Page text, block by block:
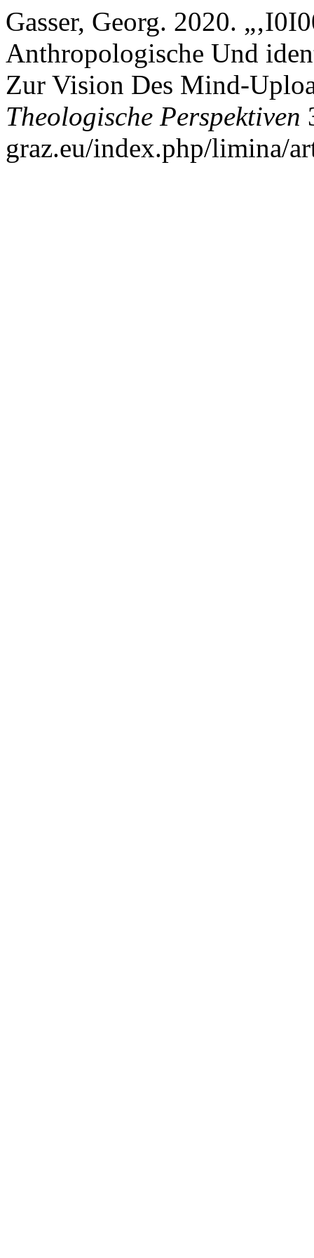
Gasser, Georg. 2020.
Anthropologische Und
Zur Vision Des Mind-
Theologische Perspektiven
graz.eu/index.php/limina/